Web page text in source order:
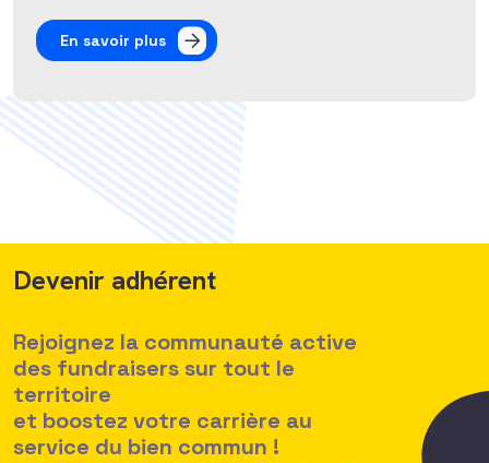
En savoir plus
Devenir adhérent
Rejoignez la communauté active
des fundraisers sur tout le
territoire
et boostez votre carrière au
service du bien commun !